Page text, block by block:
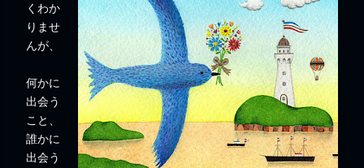
くわか
りませ
んが、
何かに
出会う
こと、
誰かに
出会う